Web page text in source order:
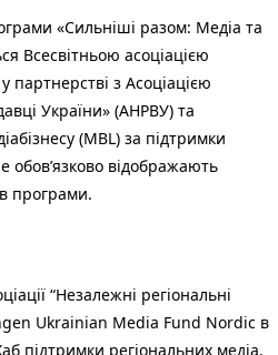
«Сильніші разом: Медіа та
Всесвітньою асоціацією
партнерстві з Асоціацією
України» (АНРВУ) та
(MBL) за підтримки
обов’язково відображають
програми.
“Незалежні регіональні
Ukrainian Media Fund Nordic в
підтримки регіональних медіа.